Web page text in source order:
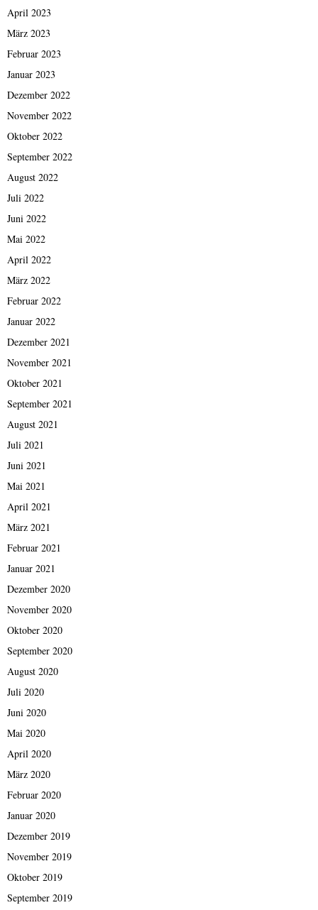
April 2023
März 2023
Februar 2023
Januar 2023
Dezember 2022
November 2022
Oktober 2022
September 2022
August 2022
Juli 2022
Juni 2022
Mai 2022
April 2022
März 2022
Februar 2022
Januar 2022
Dezember 2021
November 2021
Oktober 2021
September 2021
August 2021
Juli 2021
Juni 2021
Mai 2021
April 2021
März 2021
Februar 2021
Januar 2021
Dezember 2020
November 2020
Oktober 2020
September 2020
August 2020
Juli 2020
Juni 2020
Mai 2020
April 2020
März 2020
Februar 2020
Januar 2020
Dezember 2019
November 2019
Oktober 2019
September 2019